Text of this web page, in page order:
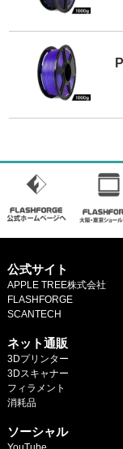
湿ボックス
在庫処分セール
お問い合わせ
公式サイト
APPLE TREE株式会社
FLASHFORGE
SCANTECH
ネット通販
3Dプリンター
3Dスキャナー
フィラメント
消耗品
ソーシャル